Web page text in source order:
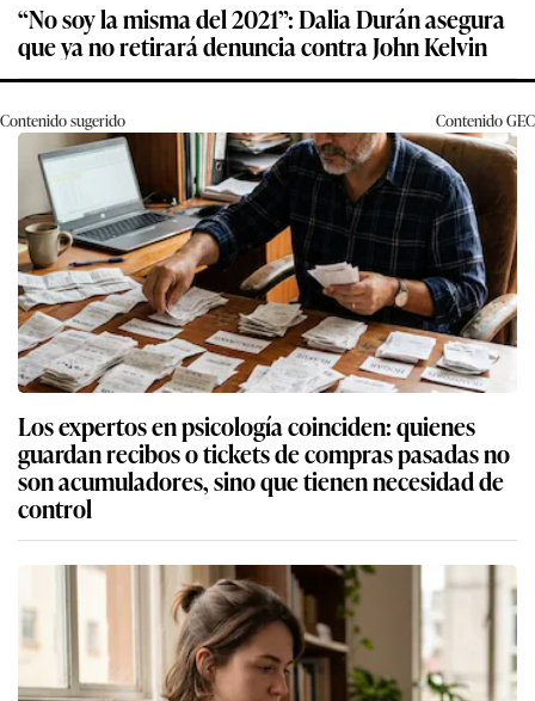
“No soy la misma del 2021”: Dalia Durán asegura
que ya no retirará denuncia contra John Kelvin
Contenido sugerido ContenidoGEC
Los expertos en psicología coinciden: quienes
guardan recibos o tickets de compras pasadas no
son acumuladores, sino que tienen necesidad de
control